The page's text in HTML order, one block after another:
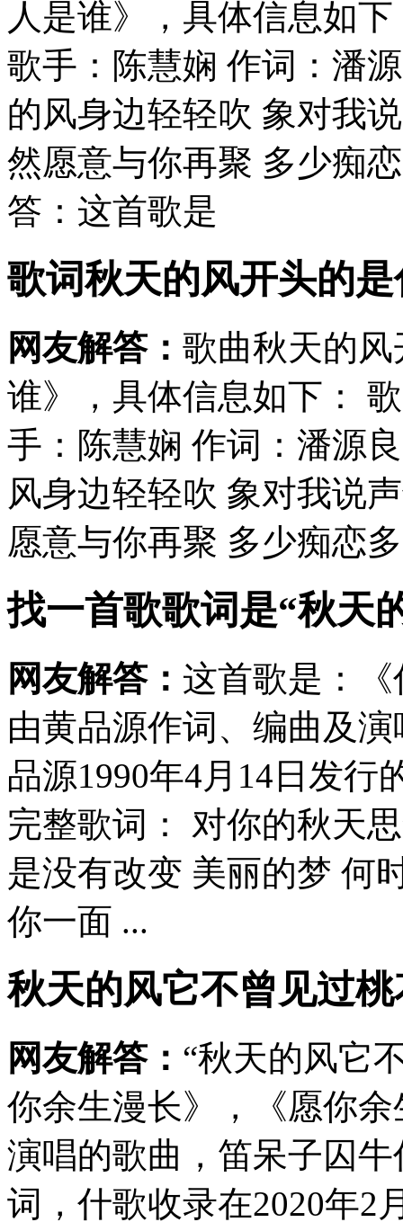
人是谁》，具体信息如
歌手：陈慧娴 作词：潘
的风身边轻轻吹 象对我
然愿意与你再聚 多少痴
答：这首歌是
歌词秋天的风开头的
网友解答： 歌曲秋天的
谁》，具体信息如下：
手：陈慧娴 作词：潘源
风身边轻轻吹 象对我说
愿意与你再聚 多少痴恋
找一首歌歌词是“秋
网友解答： 这首歌是：
由黄品源作词、编曲及
品源1990年4月14日发行
完整歌词： 对你的秋天
是没有改变 美丽的梦 何
你一面 ...
秋天的风它不曾见过
网友解答： “秋天的风它
你余生漫长》，《愿你
演唱的歌曲，笛呆子囚
词，什歌收录在2020年2